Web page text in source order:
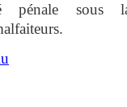
pénale sous